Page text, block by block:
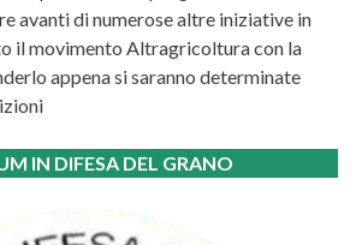
avanti di numerose altre iniziative in
il movimento Altragricoltura con la
appena si saranno determinate
IN DIFESA DEL GRANO